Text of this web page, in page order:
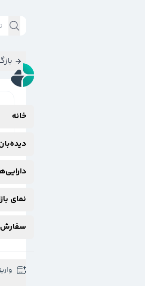
خانه
نمای